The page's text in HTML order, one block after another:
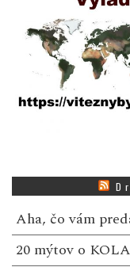
Aha, čo vám
20 mýtov o